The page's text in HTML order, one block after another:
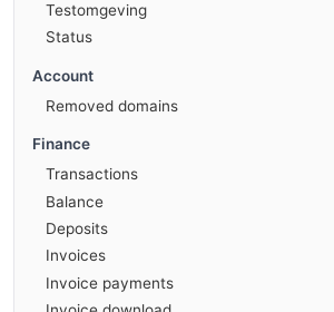
Testomgeving
Status
Account
Removed domains
Finance
Transactions
Balance
Deposits
Invoices
Invoice payments